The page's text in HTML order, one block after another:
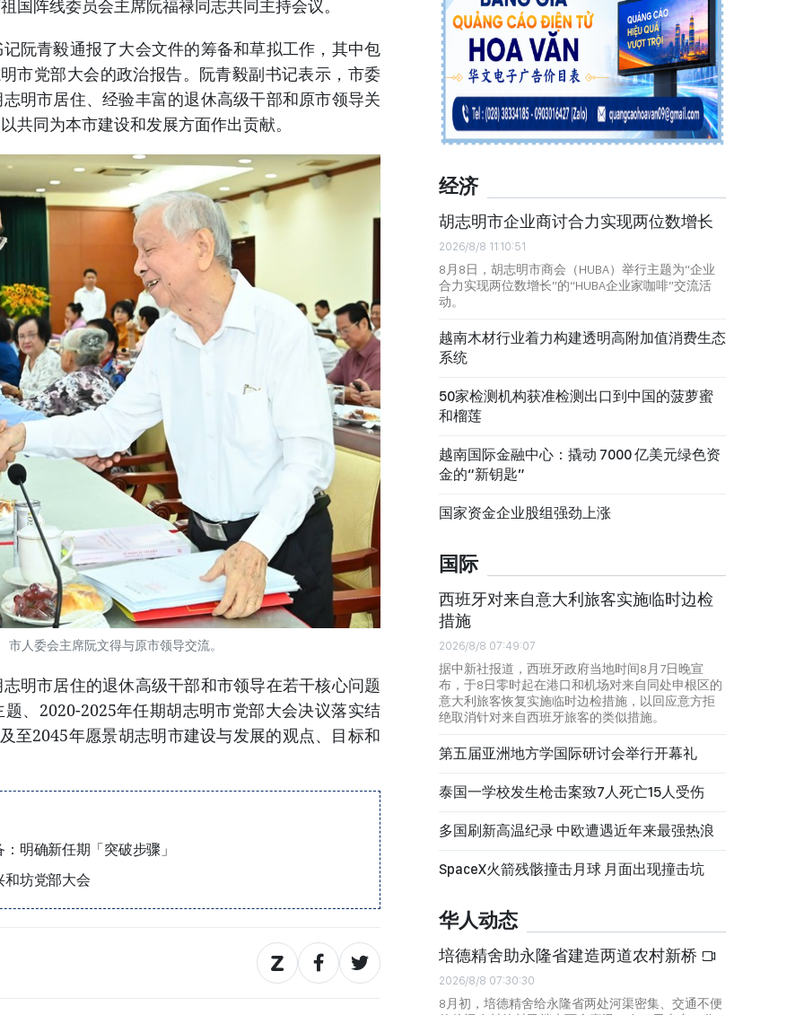
国阵线委员会主席阮福禄同志共同主持会议。
阮青毅通报了大会文件的筹备和草拟工作，其中包
市党部大会的政治报告。阮青毅副书记表示，市委
明市居住、经验丰富的退休高级干部和原市领导关
共同为本市建设和发展方面作出贡献。
市人委会主席阮文得与原市领导交流。
明市居住的退休高级干部和市领导在若干核心问题
、2020-2025年任期胡志明市党部大会决议落实结
至2045年愿景胡志明市建设与发展的观点、目标和
明确新任期「突破步骤」
和坊党部大会
经济
胡志明市企业商讨合力实现两位数增长
2026/8/8 11:10:51
8月8日，胡志明市商会（HUBA）举行主题为“企业
合力实现两位数增长”的“HUBA企业家咖啡”交流活
动。
越南木材行业着力构建透明高附加值消费生态
系统
50家检测机构获准检测出口到中国的菠萝蜜
和榴莲
越南国际金融中心：撬动 7000 亿美元绿色资
金的“新钥匙”
国家资金企业股组强劲上涨
国际
西班牙对来自意大利旅客实施临时边检
措施
2026/8/8 07:49:07
据中新社报道，西班牙政府当地时间8月7日晚宣
布，于8日零时起在港口和机场对来自同处申根区的
意大利旅客恢复实施临时边检措施，以回应意方拒
绝取消针对来自西班牙旅客的类似措施。
第五届亚洲地方学国际研讨会举行开幕礼
泰国一学校发生枪击案致7人死亡15人受伤
多国刷新高温纪录 中欧遭遇近年来最强热浪
SpaceX火箭残骸撞击月球 月面出现撞击坑
华人动态
培德精舍助永隆省建造两道农村新桥
2026/8/8 07:30:30
8月初，培德精舍给永隆省两处河渠密集、交通不便